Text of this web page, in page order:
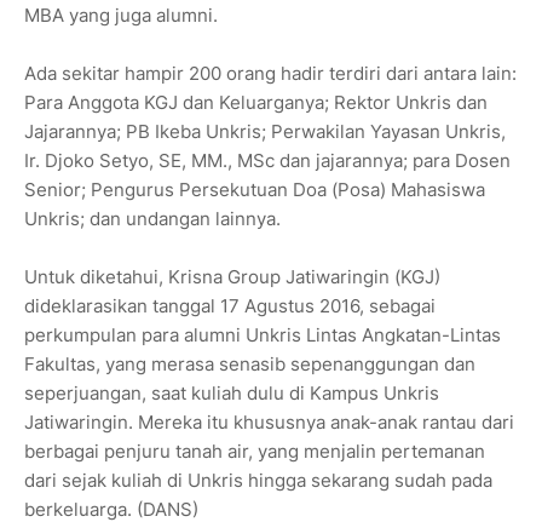
MBA yang juga alumni.
Ada sekitar hampir 200 orang hadir terdiri dari antara lain:
Para Anggota KGJ dan Keluarganya; Rektor Unkris dan
Jajarannya; PB Ikeba Unkris; Perwakilan Yayasan Unkris,
Ir. Djoko Setyo, SE, MM., MSc dan jajarannya; para Dosen
Senior; Pengurus Persekutuan Doa (Posa) Mahasiswa
Unkris; dan undangan lainnya.
Untuk diketahui, Krisna Group Jatiwaringin (KGJ)
dideklarasikan tanggal 17 Agustus 2016, sebagai
perkumpulan para alumni Unkris Lintas Angkatan-Lintas
Fakultas, yang merasa senasib sepenanggungan dan
seperjuangan, saat kuliah dulu di Kampus Unkris
Jatiwaringin. Mereka itu khususnya anak-anak rantau dari
berbagai penjuru tanah air, yang menjalin pertemanan
dari sejak kuliah di Unkris hingga sekarang sudah pada
berkeluarga. (DANS)